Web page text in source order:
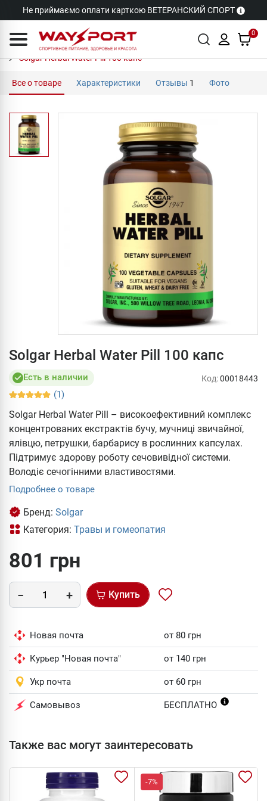
Не приймаємо оплати карткою ВЕТЕРАНСКИЙ СПОРТ
0
Solgar Herbal Water Pill 100 капс
Все о товаре Характеристики Отзывы 1 Фото
Solgar Herbal Water Pill 100 капс
Есть в наличии
(1)
Код:00018443
Solgar Herbal Water Pill – високоефективний комплекс
концентрованих екстрактів бучу, мучниці звичайної,
ялівцю, петрушки, барбарису в рослинних капсулах.
Підтримує здорову роботу сечовивідної системи.
Володіє сечогінними властивостями.
Подробнее о товаре
Бренд: Solgar
Категория: Травы и гомеопатия
801 грн
Купить
Новая почта от 80 грн
Курьер "Новая почта" от 140 грн
Укр почта от 60 грн
Самовывоз БЕСПЛАТНО
Также вас могут заинтересовать
-7%